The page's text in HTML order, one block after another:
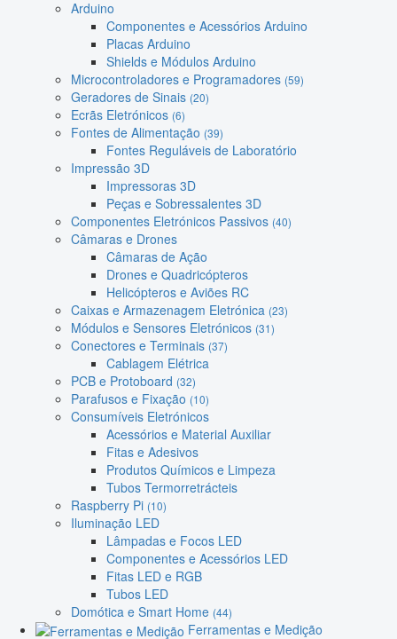
Arduino
Componentes e Acessórios Arduino
Placas Arduino
Shields e Módulos Arduino
Microcontroladores e Programadores (59)
Geradores de Sinais (20)
Ecrãs Eletrónicos (6)
Fontes de Alimentação (39)
Fontes Reguláveis de Laboratório
Impressão 3D
Impressoras 3D
Peças e Sobressalentes 3D
Componentes Eletrónicos Passivos (40)
Câmaras e Drones
Câmaras de Ação
Drones e Quadricópteros
Helicópteros e Aviões RC
Caixas e Armazenagem Eletrónica (23)
Módulos e Sensores Eletrónicos (31)
Conectores e Terminais (37)
Cablagem Elétrica
PCB e Protoboard (32)
Parafusos e Fixação (10)
Consumíveis Eletrónicos
Acessórios e Material Auxiliar
Fitas e Adesivos
Produtos Químicos e Limpeza
Tubos Termorretrácteis
Raspberry Pi (10)
Iluminação LED
Lâmpadas e Focos LED
Componentes e Acessórios LED
Fitas LED e RGB
Tubos LED
Domótica e Smart Home (44)
Ferramentas e Medição